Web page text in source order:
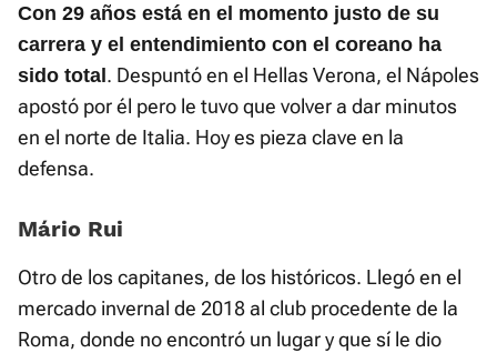
Con 29 años está en el momento justo de su
carrera y el entendimiento con el coreano ha
sido total . Despuntó en el Hellas Verona, el Nápoles
apostó por él pero le tuvo que volver a dar minutos
en el norte de Italia. Hoy es pieza clave en la
defensa.
Mário Rui
Otro de los capitanes, de los históricos. Llegó en el
mercado invernal de 2018 al club procedente de la
Roma, donde no encontró un lugar y que sí le dio